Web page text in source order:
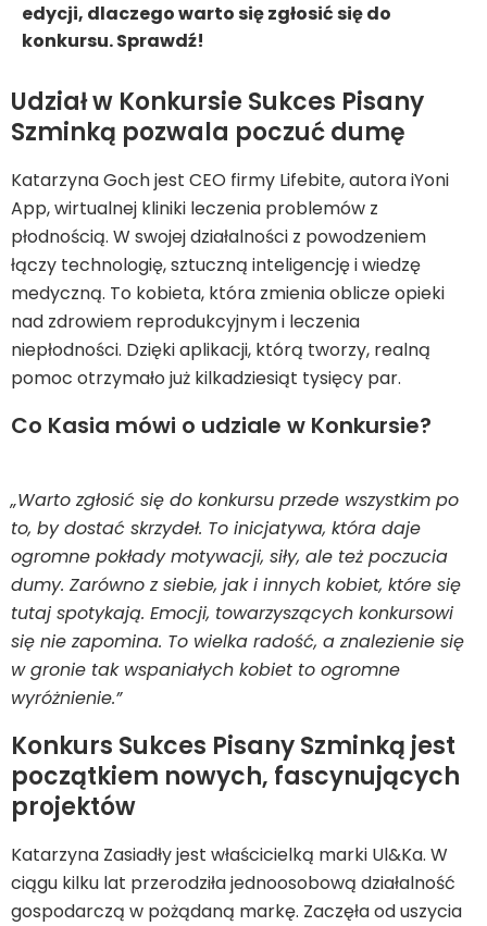
edycji, dlaczego warto się zgłosić się do
konkursu. Sprawdź!
Udział w Konkursie Sukces Pisany
Szminką pozwala poczuć dumę
Katarzyna Goch jest CEO firmy Lifebite, autora iYoni
App, wirtualnej kliniki leczenia problemów z
płodnością. W swojej działalności z powodzeniem
łączy technologię, sztuczną inteligencję i wiedzę
medyczną. To kobieta, która zmienia oblicze opieki
nad zdrowiem reprodukcyjnym i leczenia
niepłodności. Dzięki aplikacji, którą tworzy, realną
pomoc otrzymało już kilkadziesiąt tysięcy par.
Co Kasia mówi o udziale w Konkursie?
„Warto zgłosić się do konkursu przede wszystkim po
to, by dostać skrzydeł. To inicjatywa, która daje
ogromne pokłady motywacji, siły, ale też poczucia
dumy. Zarówno z siebie, jak i innych kobiet, które się
tutaj spotykają. Emocji, towarzyszących konkursowi
się nie zapomina. To wielka radość, a znalezienie się
w gronie tak wspaniałych kobiet to ogromne
wyróżnienie.”
Konkurs Sukces Pisany Szminką jest
początkiem nowych, fascynujących
projektów
Katarzyna Zasiadły jest właścicielką marki Ul&Ka. W
ciągu kilku lat przerodziła jednoosobową działalność
gospodarczą w pożądaną markę. Zaczęła od uszycia